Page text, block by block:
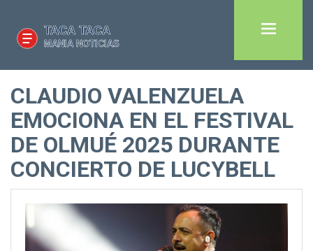
CLAUDIO VALENZUELA
EMOCIONA EN EL FESTIVAL
DE OLMUÉ 2025 DURANTE
CONCIERTO DE LUCYBELL